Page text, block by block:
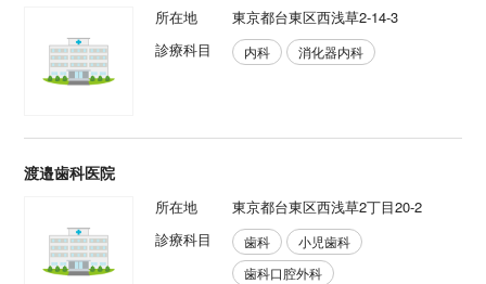
所在地
東京都台東区西浅草2-14-3
診療科目
内科 消化器内科
渡邉歯科医院
所在地
東京都台東区西浅草2丁目20-2
診療科目
歯科
小児歯科
歯科口腔外科